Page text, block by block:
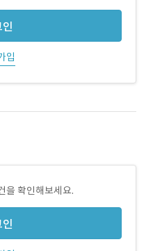
입
을 확인해보세요.